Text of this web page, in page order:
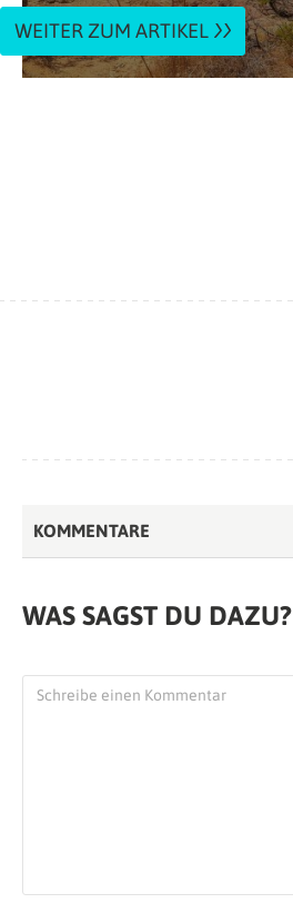
WEITER ZUM ARTIKEL
KOMMENTARE
WAS SAGST DU DAZU?